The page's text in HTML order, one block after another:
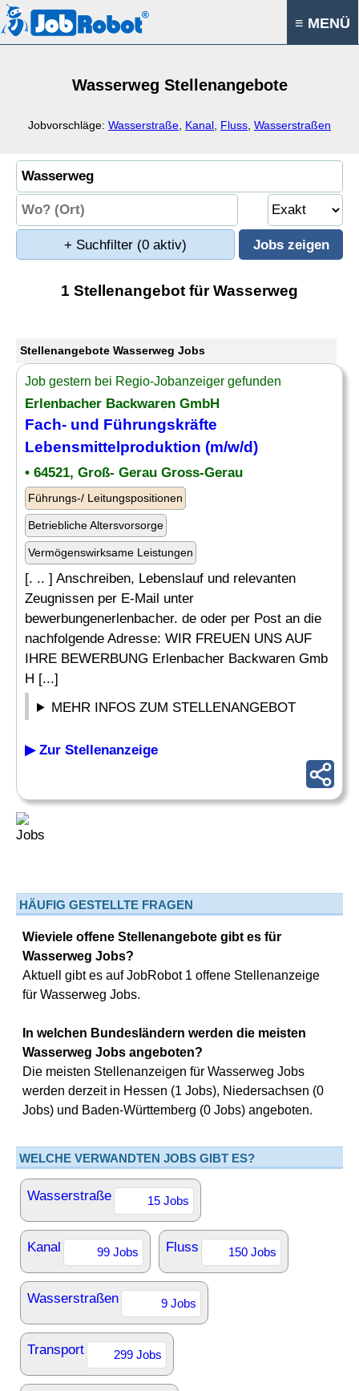
≡ MENÜ
Wasserweg Stellenangebote
Jobvorschläge: Wasserstraße Kanal Fluss Wasserstraßen
+ Suchfilter (0 aktiv)
1 Stellenangebot für Wasserweg
Stellenangebote Wasserweg Jobs
Job gestern bei Regio-Jobanzeiger gefunden
Erlenbacher Backwaren GmbH
Fach- und Führungskräfte
Lebensmittelproduktion (m/w/d)
• 64521, Groß- Gerau Gross-Gerau
Führungs-/ Leitungspositionen
Betriebliche Altersvorsorge
Vermögenswirksame Leistungen
[. .. ] Anschreiben, Lebenslauf und relevanten
Zeugnissen per E-Mail unter
bewerbungenerlenbacher. de oder per Post an die
nachfolgende Adresse: WIR FREUEN UNS AUF
IHRE BEWERBUNG Erlenbacher Backwaren Gmb
H [...]
MEHR INFOS ZUM STELLENANGEBOT
▶ Zur Stellenanzeige
HÄUFIG GESTELLTE FRAGEN
Wieviele offene Stellenangebote gibt es für
Wasserweg Jobs?
Aktuell gibt es auf JobRobot 1 offene Stellenanzeige
für Wasserweg Jobs.
In welchen Bundesländern werden die meisten
Wasserweg Jobs angeboten?
Die meisten Stellenanzeigen für Wasserweg Jobs
werden derzeit in Hessen (1 Jobs), Niedersachsen (0
Jobs) und Baden-Württemberg (0 Jobs) angeboten.
WELCHE VERWANDTEN JOBS GIBT ES?
Wasserstraße 15 Jobs
Kanal 99 Jobs Fluss 150 Jobs
Wasserstraßen 9 Jobs
Transport 299 Jobs